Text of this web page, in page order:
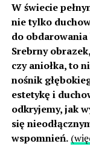
W świecie
nie tylko
do
Srebrny
czy aniołka, to
nośnik
estetykę i
odkryjemy, jak
się
wspomnień.